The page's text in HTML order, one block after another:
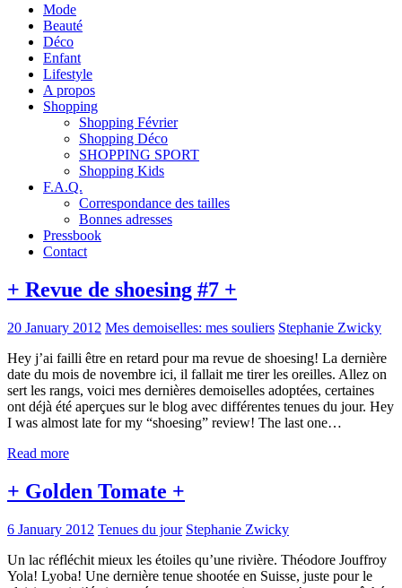
Mode
Beauté
Déco
Enfant
Lifestyle
A propos
Shopping
Shopping Février
Shopping Déco
SHOPPING SPORT
Shopping Kids
F.A.Q.
Correspondance des tailles
Bonnes adresses
Pressbook
Contact
+ Revue de shoesing #7 +
20 January 2012 Mes demoiselles: mes souliers Stephanie Zwicky
Hey j’ai failli être en retard pour ma revue de shoesing! La dernière
date du mois de novembre ici, il fallait me tirer les oreilles. Allez on
sert les rangs, voici mes dernières demoiselles adoptées, certaines
ont déjà été aperçues sur le blog avec différentes tenues du jour. Hey
I was almost late for my “shoesing” review! The last one…
Read more
+ Golden Tomate +
6 January 2012 Tenues du jour Stephanie Zwicky
Un lac réfléchit mieux les étoiles qu’une rivière. Théodore Jouffroy
Yola! Lyoba! Une dernière tenue shootée en Suisse, juste pour le